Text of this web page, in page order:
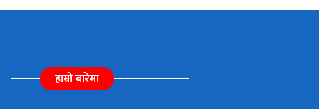
हाम्रो बारेमा